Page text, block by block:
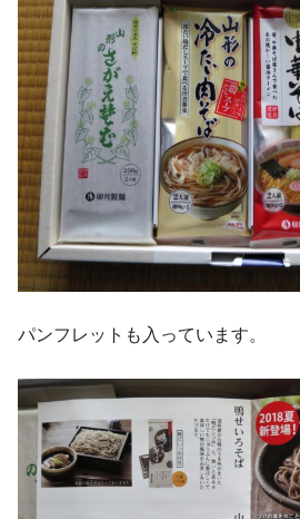
パンフレットも入っています。